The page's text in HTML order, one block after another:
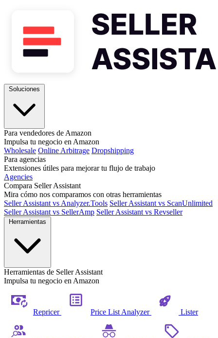
Para vendedores de Amazon
Impulsa tu negocio en Amazon
Wholesale Online Arbitrage Dropshipping
Para agencias
Extensiones útiles para mejorar tu flujo de trabajo
Agencies
Compara Seller Assistant
Mira cómo nos comparamos con otras herramientas
Seller Assistant vs Analyzer.Tools Seller Assistant vs ScanUnlimited
Seller Assistant vs SellerAmp Seller Assistant vs Revseller
Herramientas de Seller Assistant
Impulsa tu negocio en Amazon
Repricer Price List Analyzer Lister